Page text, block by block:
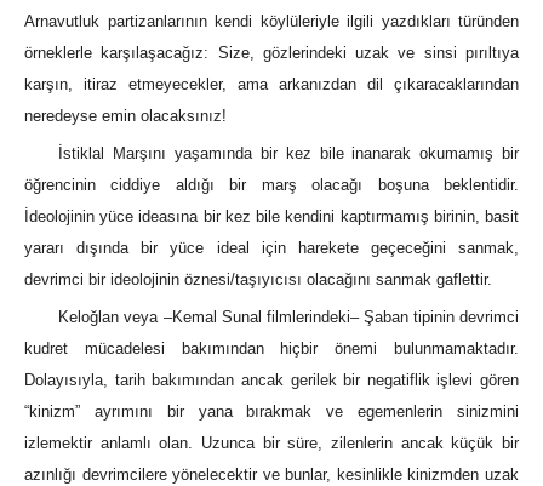
Arnavutluk partizanlarının kendi köylüleriyle ilgili yazdıkları türünden
örneklerle karşılaşacağız: Size, gözlerindeki uzak ve sinsi pırıltıya
karşın, itiraz etmeyecekler, ama arkanızdan dil çıkaracaklarından
neredeyse emin olacaksınız!
İstiklal Marşını yaşamında bir kez bile inanarak okumamış bir
öğrencinin ciddiye aldığı bir marş olacağı boşuna beklentidir.
İdeolojinin yüce ideasına bir kez bile kendini kaptırmamış birinin, basit
yararı dışında bir yüce ideal için harekete geçeceğini sanmak,
devrimci bir ideolojinin öznesi/taşıyıcısı olacağını sanmak gaflettir.
Keloğlan veya ‒Kemal Sunal filmlerindeki‒ Şaban tipinin devrimci
kudret mücadelesi bakımından hiçbir önemi bulunmamaktadır.
Dolayısıyla, tarih bakımından ancak gerilek bir negatiflik işlevi gören
“kinizm” ayrımını bir yana bırakmak ve egemenlerin sinizmini
izlemektir anlamlı olan. Uzunca bir süre, zilenlerin ancak küçük bir
azınlığı devrimcilere yönelecektir ve bunlar, kesinlikle kinizmden uzak